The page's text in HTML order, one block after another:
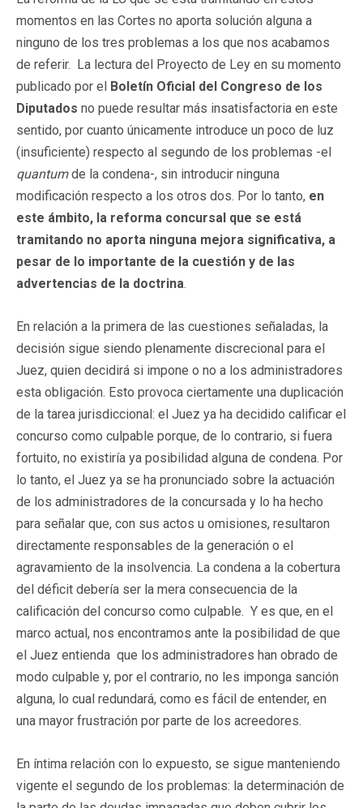
momentos en las Cortes no aporta solución alguna a
ninguno de los tres problemas a los que nos acabamos
de referir. La lectura del Proyecto de Ley en su momento
publicado por el Boletín Oficial del Congreso de los
Diputados no puede resultar más insatisfactoria en este
sentido, por cuanto únicamente introduce un poco de luz
(insuficiente) respecto al segundo de los problemas -el
quantumde la condena-, sin introducir ninguna
modificación respecto a los otros dos. Por lo tanto, en
este ámbito, la reforma concursal que se está
tramitando no aporta ninguna mejora significativa, a
pesar de lo importante de la cuestión y de las
advertencias de la doctrina.
En relación a la primera de las cuestiones señaladas, la
decisión sigue siendo plenamente discrecional para el
Juez, quien decidirá si impone o no a los administradores
esta obligación. Esto provoca ciertamente una duplicación
de la tarea jurisdiccional: el Juez ya ha decidido calificar el
concurso como culpable porque, de lo contrario, si fuera
fortuito, no existiría ya posibilidad alguna de condena. Por
lo tanto, el Juez ya se ha pronunciado sobre la actuación
de los administradores de la concursada y lo ha hecho
para señalar que, con sus actos u omisiones, resultaron
directamente responsables de la generación o el
agravamiento de la insolvencia. La condena a la cobertura
del déficit debería ser la mera consecuencia de la
calificación del concurso como culpable. Y es que, en el
marco actual, nos encontramos ante la posibilidad de que
el Juez entienda que los administradores han obrado de
modo culpable y, por el contrario, no les imponga sanción
alguna, lo cual redundará, como es fácil de entender, en
una mayor frustración por parte de los acreedores.
En íntima relación con lo expuesto, se sigue manteniendo
vigente el segundo de los problemas: la determinación de